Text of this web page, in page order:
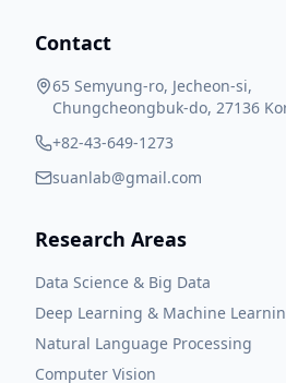
Contact
65 Semyung-ro, Jecheon-si,
Chungcheongbuk-do, 27136
+82-43-649-1273
suanlab@gmail.com
Research Areas
Data Science & Big Data
Deep Learning & Machine
Natural Language Processing
Computer Vision